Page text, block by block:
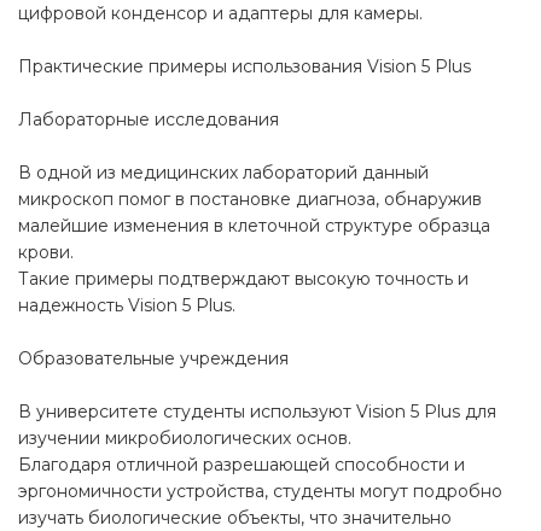
цифровой конденсор и адаптеры для камеры.
Практические примеры использования Vision 5 Plus
Лабораторные исследования
В одной из медицинских лабораторий данный
микроскоп помог в постановке диагноза, обнаружив
малейшие изменения в клеточной структуре образца
крови.
Такие примеры подтверждают высокую точность и
надежность Vision 5 Plus.
Образовательные учреждения
В университете студенты используют Vision 5 Plus для
изучении микробиологических основ.
Благодаря отличной разрешающей способности и
эргономичности устройства, студенты могут подробно
изучать биологические объекты, что значительно